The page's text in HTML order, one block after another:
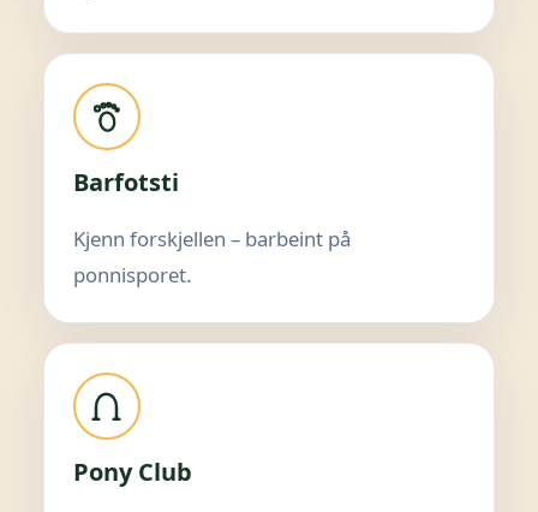
Barfotsti
Kjenn forskjellen – barbeint på
ponnisporet.
Pony Club